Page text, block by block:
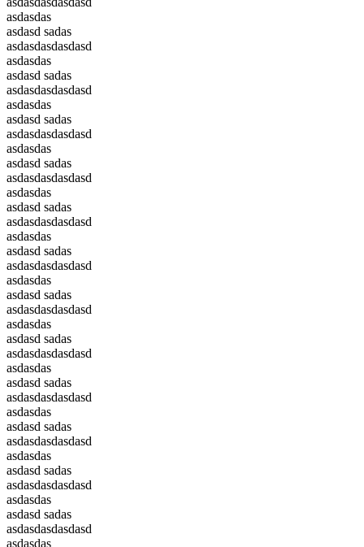
asdasdas
asdasd sadas
asdasdasdasdasd
asdasdas
asdasd sadas
asdasdasdasdasd
asdasdas
asdasd sadas
asdasdasdasdasd
asdasdas
asdasd sadas
asdasdasdasdasd
asdasdas
asdasd sadas
asdasdasdasdasd
asdasdas
asdasd sadas
asdasdasdasdasd
asdasdas
asdasd sadas
asdasdasdasdasd
asdasdas
asdasd sadas
asdasdasdasdasd
asdasdas
asdasd sadas
asdasdasdasdasd
asdasdas
asdasd sadas
asdasdasdasdasd
asdasdas
asdasd sadas
asdasdasdasdasd
asdasdas
asdasd sadas
asdasdasdasdasd
asdasdas